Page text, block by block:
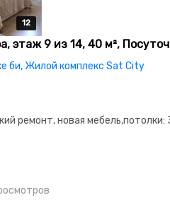
12
12
12
12
12
этаж 9 из 14, 40 м²,
би, Жилой комплекс Sat City
ремонт, новая мебель,потолки: